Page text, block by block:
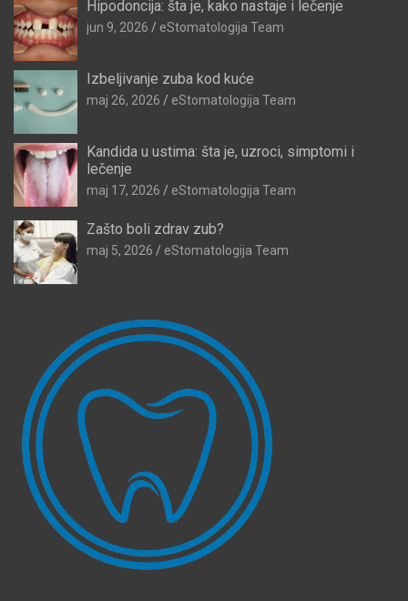
Hipodoncija: šta je, kako nastaje i lečenje
jun 9, 2026 eStomatologija Team
Izbeljivanje zuba kod kuće
maj 26, 2026 eStomatologija Team
Kandida u ustima: šta je, uzroci, simptomi i
lečenje
maj 17, 2026 eStomatologija Team
Zašto boli zdrav zub?
maj 5, 2026 eStomatologija Team